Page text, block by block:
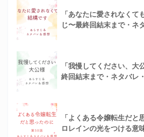
「あなたに愛されなくて
じ〜最終回結末まで・ネ
「我慢してください、大
終回結末まで・ネタバレ
「よくある令嬢転生だと
ロレインの光をつける意